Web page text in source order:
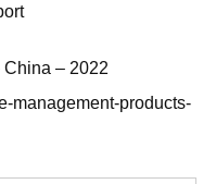
– 2022
management-products-